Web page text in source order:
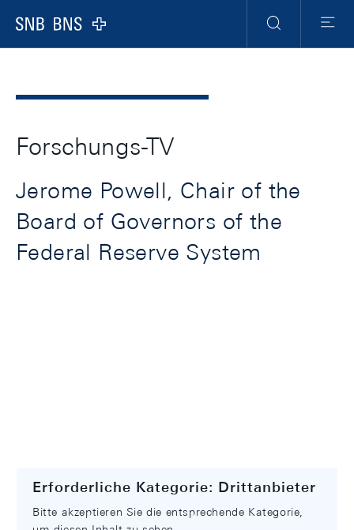
Logo
Navigation
Suche Menu
Forschungs-TV
Jerome Powell, Chair of the
Board of Governors of the
Federal Reserve System
Erforderliche Kategorie: Drittanbieter
Bitte akzeptieren Sie die entsprechende Kategorie,